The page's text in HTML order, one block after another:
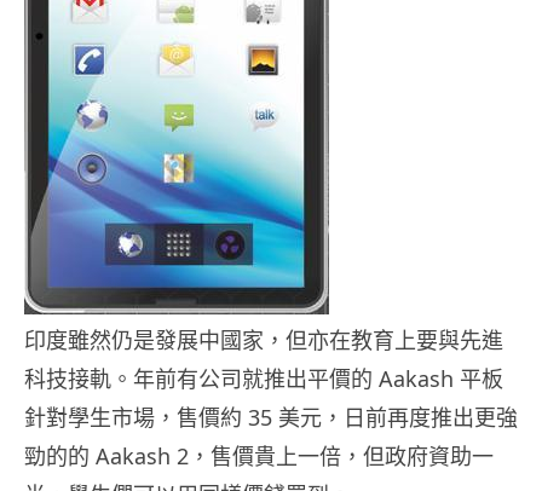
印度雖然仍是發展中國家，但亦在教育上要與先進
科技接軌。年前有公司就推出平價的 Aakash 平板
針對學生市場，售價約 35 美元，日前再度推出更強
勁的的 Aakash 2，售價貴上一倍，但政府資助一